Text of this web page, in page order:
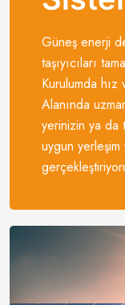
Güneş enerji
taşıyıcıları
Kurulumda hız
Alanında
yerinizin ya da
uygun yerleşim